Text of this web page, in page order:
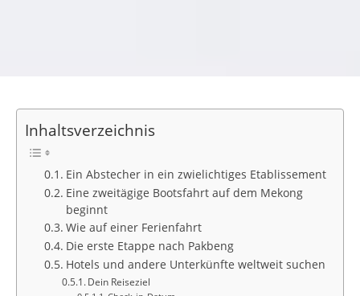
Inhaltsverzeichnis
Ein Abstecher in ein zwielichtiges Etablissement
Eine zweitägige Bootsfahrt auf dem Mekong
beginnt
Wie auf einer Ferienfahrt
Die erste Etappe nach Pakbeng
Hotels und andere Unterkünfte weltweit suchen
Dein Reiseziel